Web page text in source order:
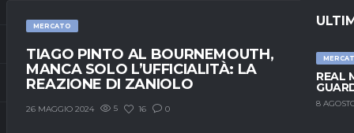
REAL
8
MERCATO
TIAGO PINTO AL BOURNEMOUTH,
MANCA SOLO L’UFFICIALITÀ: LA
REAZIONE DI ZANIOLO
26 MAGGIO 2024 5 16 0